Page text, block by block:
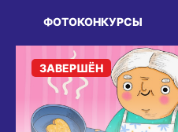
ФОТОКОНКУРСЫ
ЗАВЕРШЁН